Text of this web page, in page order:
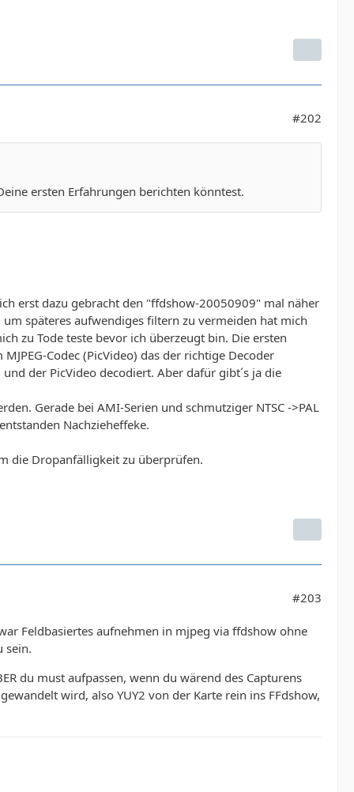
#202
ersten Erfahrungen berichten könntest.
erst dazu gebracht den "ffdshow-20050909" mal näher
späteres aufwendiges filtern zu vermeiden hat mich
zu Tode teste bevor ich überzeugt bin. Die ersten
Codec (PicVideo) das der richtige Decoder
der PicVideo decodiert. Aber dafür gibt´s ja die
Gerade bei AMI-Serien und schmutziger NTSC ->PAL
Nachzieheffeke.
die Dropanfälligkeit zu überprüfen.
#203
Feldbasiertes aufnehmen in mjpeg via ffdshow ohne
sein.
du must aufpassen, wenn du wärend des Capturens
wird, also YUY2 von der Karte rein ins FFdshow,